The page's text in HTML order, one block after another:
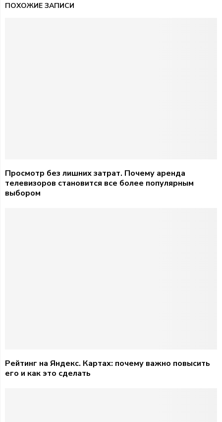
ПОХОЖИЕ ЗАПИСИ
Просмотр без лишних затрат. Почему аренда
телевизоров становится все более популярным
выбором
Рейтинг на Яндекс. Картах: почему важно повысить
его и как это сделать